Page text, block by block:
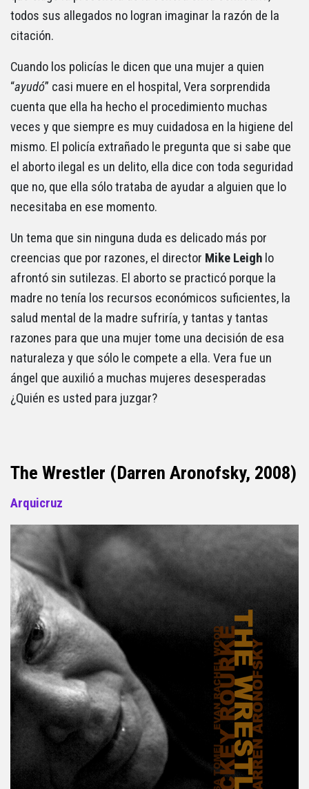
todos sus allegados no logran imaginar la razón de la
citación.
Cuando los policías le dicen que una mujer a quien
“ayudó” casi muere en el hospital, Vera sorprendida
cuenta que ella ha hecho el procedimiento muchas
veces y que siempre es muy cuidadosa en la higiene del
mismo. El policía extrañado le pregunta que si sabe que
el aborto ilegal es un delito, ella dice con toda seguridad
que no, que ella sólo trataba de ayudar a alguien que lo
necesitaba en ese momento.
Un tema que sin ninguna duda es delicado más por
creencias que por razones, el director Mike Leigh lo
afrontó sin sutilezas. El aborto se practicó porque la
madre no tenía los recursos económicos suficientes, la
salud mental de la madre sufriría, y tantas y tantas
razones para que una mujer tome una decisión de esa
naturaleza y que sólo le compete a ella. Vera fue un
ángel que auxilió a muchas mujeres desesperadas
¿Quién es usted para juzgar?
The Wrestler (Darren Aronofsky, 2008)
Arquicruz